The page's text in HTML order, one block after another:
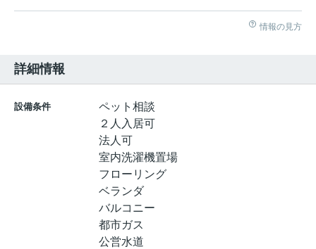
情報の見方
詳細情報
設備条件
ペット相談
２人入居可
法人可
室内洗濯機置場
フローリング
ベランダ
バルコニー
都市ガス
公営水道